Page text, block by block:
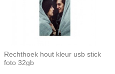
Rechthoek hout kleur usb stick
foto 32gb